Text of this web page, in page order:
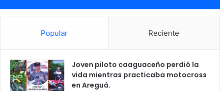
Popular Reciente
Joven piloto caaguaceño perdió la
vida mientras practicaba motocross
en Areguá.